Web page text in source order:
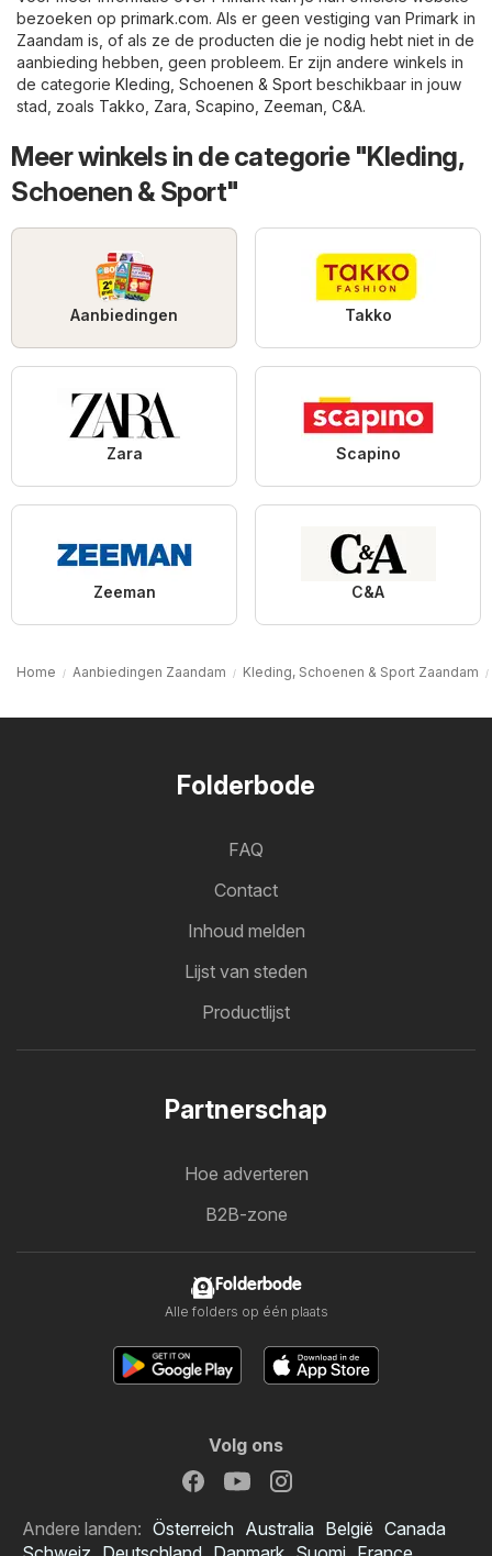
bezoeken op primark.com. Als er geen vestiging van Primark in
Zaandam is, of als ze de producten die je nodig hebt niet in de
aanbieding hebben, geen probleem. Er zijn andere winkels in
de categorie Kleding, Schoenen & Sport beschikbaar in jouw
stad, zoals Takko Zara Scapino Zeeman C&A.
Meer winkels in de categorie "Kleding,
Schoenen & Sport"
Aanbiedingen Takko
Zara Scapino
Zeeman C&A
Home Aanbiedingen Zaandam Kleding, Schoenen & Sport Zaandam
Folderbode
FAQ
Contact
Inhoud melden
Lijst van steden
Productlijst
Partnerschap
Hoe adverteren
B2B-zone
Folderbode
Alle folders op één plaats
Volg ons
Andere landen: Österreich Australia België Canada